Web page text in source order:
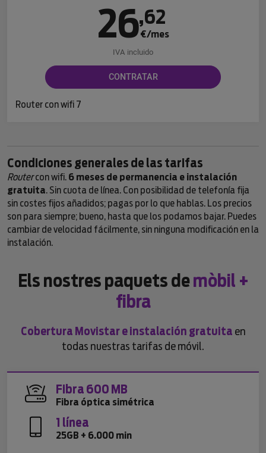
26,62
€/mes
IVA incluido
CONTRATAR
Router con wifi 7
Condiciones generales de las tarifas
Routercon wifi. 6 meses de permanencia e instalación
gratuita. Sin cuota de línea. Con posibilidad de telefonía fija
sin costes fijos añadidos; pagas por lo que hablas. Los precios
son para siempre; bueno, hasta que los podamos bajar. Puedes
cambiar de velocidad fácilmente, sin ninguna modificación en la
instalación.
Els nostres paquets demòbil +
fibra
Cobertura Movistar e instalación gratuita en
todas nuestras tarifas de móvil.
Fibra 600 MB
Fibra óptica simétrica
1 línea
25GB + 6.000 min